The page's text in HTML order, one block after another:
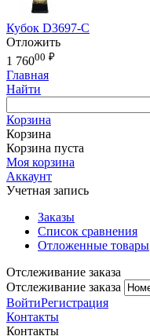
Кубок D3697-C
Отложить
1 76000 ₽
Главная
Найти
Корзина
Корзина
Корзина пуста
Моя корзина
Аккаунт
Учетная запись
Заказы
Список сравнения
Отложенные товары
Отслеживание заказа
Отслеживание заказа
ВойтиРегистрация
Контакты
Контакты